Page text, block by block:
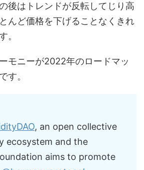
後はトレンドが反転してじり高
んど価格を下げることなくきれ
。
モニーが2022年のロードマッ
す。
, an open collective
ecosystem and the
aims to promote